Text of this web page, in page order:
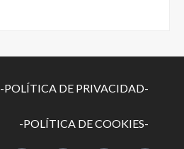
-POLÍTICA DE PRIVACIDAD-
-POLÍTICA DE COOKIES-